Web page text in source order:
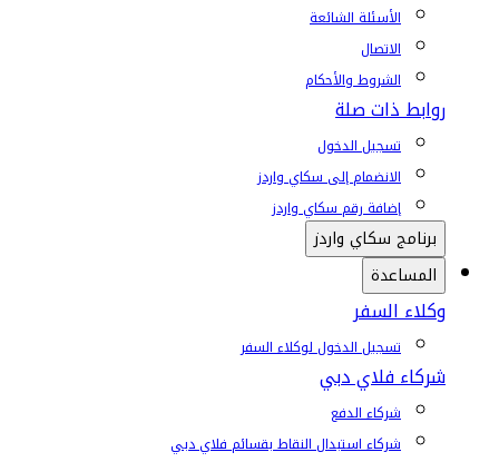
الأسئلة الشائعة
الاتصال
الشروط والأحكام
روابط ذات صلة
تسجيل الدخول
الانضمام إلى سكاي واردز
إضافة رقم سكاي واردز
برنامج سكاي واردز
المساعدة
وكلاء السفر
تسجيل الدخول لوكلاء السفر
شركاء فلاي دبي
شركاء الدفع
شركاء استبدال النقاط بقسائم فلاي دبي